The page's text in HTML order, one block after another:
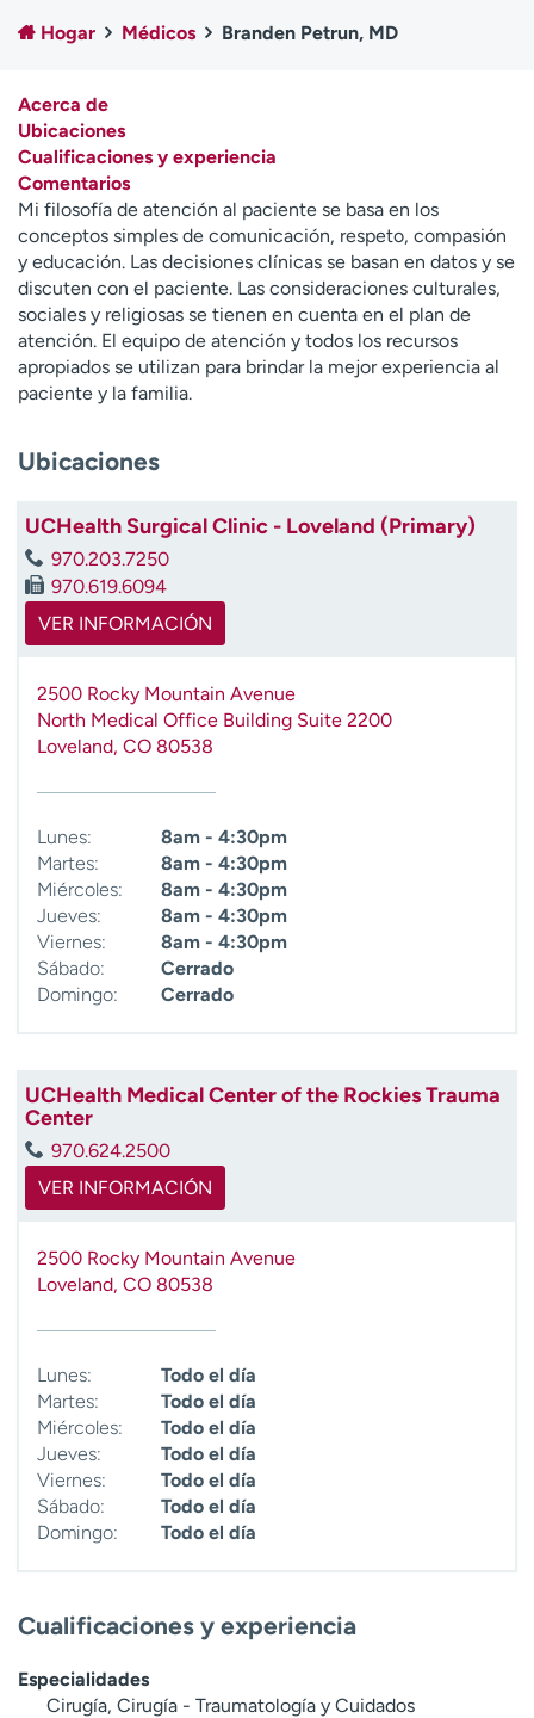
Empleados
Profesionales
comunicación
Contáctenos Noticias e historias
A
y
ú
d
a
m
e
a
n
c
n
a
Hogar Médicos Branden Petrun, MD
Acerca de
Ubicaciones
Cualificaciones y experiencia
Comentarios
Mi filosofía de atención al paciente se basa en los
conceptos simples de comunicación, respeto, compasión
y educación. Las decisiones clínicas se basan en datos y se
discuten con el paciente. Las consideraciones culturales,
sociales y religiosas se tienen en cuenta en el plan de
atención. El equipo de atención y todos los recursos
apropiados se utilizan para brindar la mejor experiencia al
paciente y la familia.
Ubicaciones
UCHealth Surgical Clinic - Loveland (Primary)
970.203.7250
970.619.6094
VER INFORMACIÓN
2500 Rocky Mountain Avenue
North Medical Office Building Suite 2200
Loveland, CO 80538
Lunes:
8am - 4:30pm
Martes:
8am - 4:30pm
Miércoles:
8am - 4:30pm
Jueves:
8am - 4:30pm
Viernes:
8am - 4:30pm
Sábado:
Cerrado
Domingo:
Cerrado
UCHealth Medical Center of the Rockies Trauma
Center
970.624.2500
VER INFORMACIÓN
2500 Rocky Mountain Avenue
Loveland, CO 80538
Lunes:
Todo el día
Martes:
Todo el día
Miércoles:
Todo el día
Jueves:
Todo el día
Viernes:
Todo el día
Sábado:
Todo el día
Domingo:
Todo el día
Cualificaciones y experiencia
Especialidades
Cirugía, Cirugía - Traumatología y Cuidados